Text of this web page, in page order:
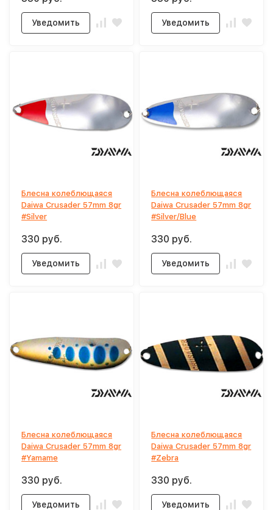
Уведомить Уведомить
Блесна колеблющаяся
Daiwa Crusader 57mm 8gr
#Silver
330 руб.
Уведомить
Блесна колеблющаяся
Daiwa Crusader 57mm 8gr
#Silver/Blue
330 руб.
Уведомить
Блесна колеблющаяся
Daiwa Crusader 57mm 8gr
#Yamame
330 руб.
Уведомить
Блесна колеблющаяся
Daiwa Crusader 57mm 8gr
#Zebra
330 руб.
Уведомить